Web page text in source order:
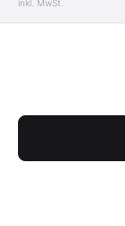
inkl. MwSt.